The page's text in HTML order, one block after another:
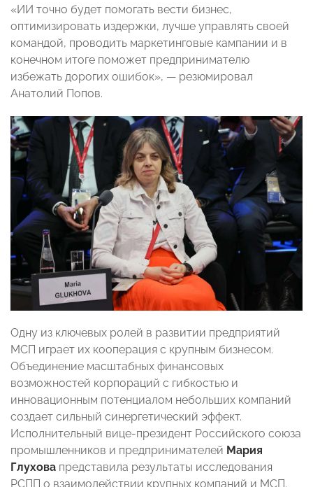
«ИИ точно будет помогать вести бизнес,
оптимизировать издержки, лучше управлять своей
командой, проводить маркетинговые кампании и в
конечном итоге поможет предпринимателю
избежать дорогих ошибок», — резюмировал
Анатолий Попов.
Одну из ключевых ролей в развитии предприятий
МСП играет их кооперация с крупным бизнесом.
Объединение масштабных финансовых
возможностей корпораций с гибкостью и
инновационным потенциалом небольших компаний
создает сильный синергетический эффект.
Исполнительный вице-президент Российского союза
промышленников и предпринимателей Мария
Глухова представила результаты исследования
РСПП о взаимодействии крупных компаний и МСП.